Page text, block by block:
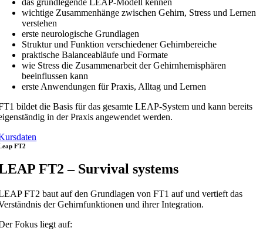
das grundlegende LEAP-Modell kennen
wichtige Zusammenhänge zwischen Gehirn, Stress und Lernen
verstehen
erste neurologische Grundlagen
Struktur und Funktion verschiedener Gehirnbereiche
praktische Balanceabläufe und Formate
wie Stress die Zusammenarbeit der Gehirnhemisphären
beeinflussen kann
erste Anwendungen für Praxis, Alltag und Lernen
bildet die Basis für das gesamte LEAP-System und kann bereits
in der Praxis angewendet werden.
FT2
FT2 – Survival systems
FT2 baut auf den Grundlagen von FT1 auf und vertieft das
der Gehirnfunktionen und ihrer Integration.
Fokus liegt auf: